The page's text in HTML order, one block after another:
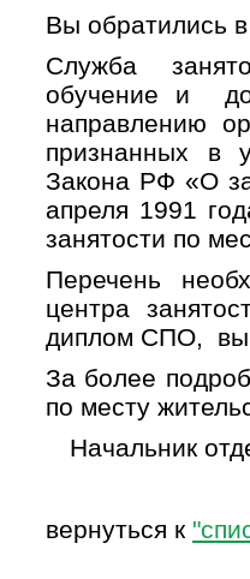
Вы обратились
Служба
обучение и
направлению
признанных в
Закона РФ «О
апреля 1991
занятости по
Перечень
центра
диплом СПО, вы
За более
по месту
Начальник
вернуться к